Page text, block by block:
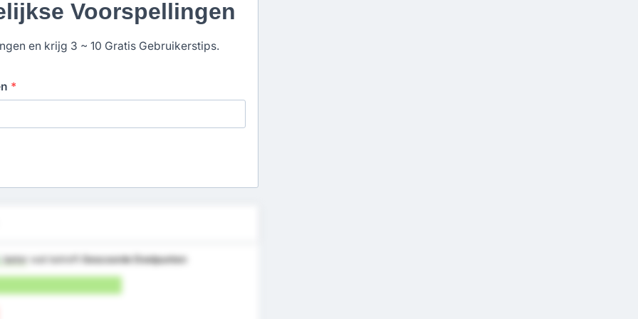
Voorspellingen
en krijg 3 ~ 10 Gratis Gebruikerstips.
*
beter wat betreft Gescoorde Doelpunten